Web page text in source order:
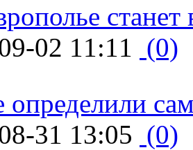
02 11:11 (0)
31 13:05 (0)